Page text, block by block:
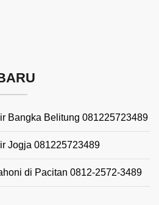
Bangka Belitung 081225723489
Jogja 081225723489
di Pacitan 0812-2572-3489